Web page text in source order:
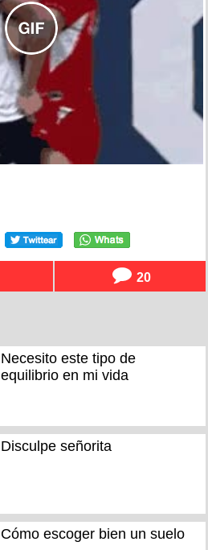
20
Necesito este tipo de
equilibrio en mi vida
Disculpe señorita
Cómo escoger bien un suelo